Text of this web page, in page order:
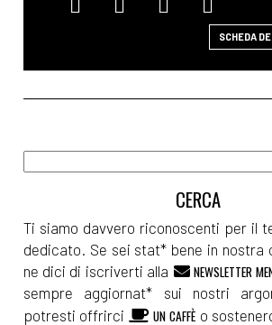
SCHEDA
Ti siamo davvero riconoscenti per il
dedicato. Se sei stat* bene in nostra
ne dici di iscriverti alla
NEWSLETTER
sempre aggiornat* sui nostri
potresti offrirci
UN CAFFÈ o